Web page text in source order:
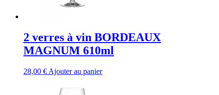
2 verres à vin BORDEAUX
MAGNUM 610ml
28,00 € Ajouter au panier